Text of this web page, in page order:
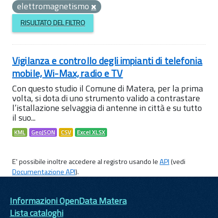
elettromagnetismo
RISULTATO DEL FILTRO
Vigilanza e controllo degli impianti di telefonia
mobile, Wi-Max, radio e TV
Con questo studio il Comune di Matera, per la prima
volta, si dota di uno strumento valido a contrastare
l’istallazione selvaggia di antenne in città e su tutto
il suo...
KML GeoJSON CSV Excel XLSX
E' possibile inoltre accedere al registro usando leAPI(vedi
Documentazione API).
Informazioni OpenData Matera
Lista cataloghi